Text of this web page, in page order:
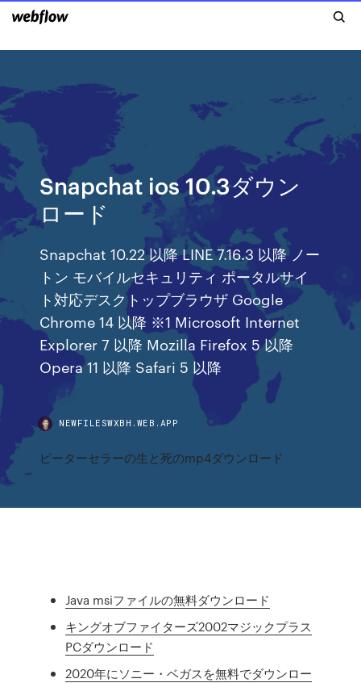
Snapchat ios 10.3ダウン
ロード
Snapchat 10.22 以降 LINE 7.16.3 以降 ノー
トン モバイルセキュリティ ポータルサイ
ト対応デスクトップブラウザ Google
Chrome 14 以降 ※1 Microsoft Internet
Explorer 7 以降 Mozilla Firefox 5 以降
Opera 11 以降 Safari 5 以降
NEWFILESWXBH.WEB.APP
ピーターセラーの生と死のmp4ダウンロード
Java msiファイルの無料ダウンロード
キングオブファイターズ2002マジックプラス
PCダウンロード
2020年にソニー・ベガスを無料でダウンロー